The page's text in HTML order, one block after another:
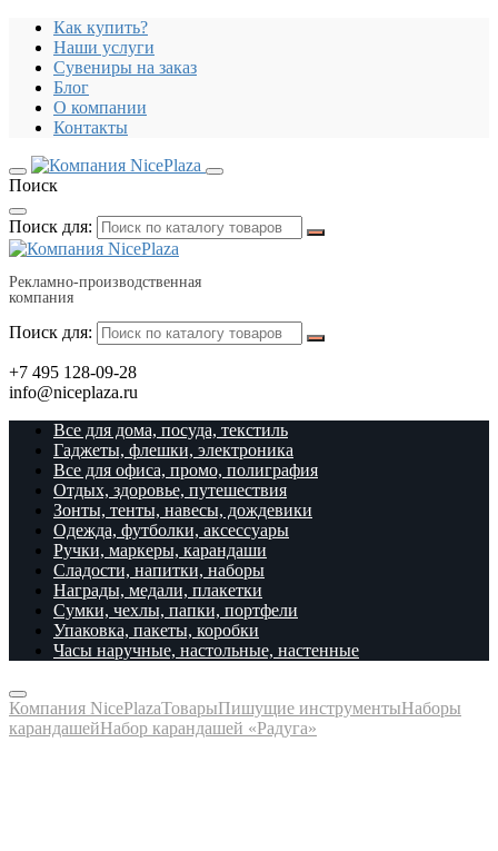
Как купить?
Наши услуги
Сувениры на заказ
Блог
О компании
Контакты
Поиск
Поиск для:
Рекламно-производственная
компания
Поиск для:
+7 495 128-09-28
info@niceplaza.ru
Все для дома, посуда, текстиль
Гаджеты, флешки, электроника
Все для офиса, промо, полиграфия
Отдых, здоровье, путешествия
Зонты, тенты, навесы, дождевики
Одежда, футболки, аксессуары
Ручки, маркеры, карандаши
Сладости, напитки, наборы
Награды, медали, плакетки
Сумки, чехлы, папки, портфели
Упаковка, пакеты, коробки
Часы наручные, настольные, настенные
Компания NicePlazaТоварыПишущие инструментыНаборы
карандашейНабор карандашей «Радуга»